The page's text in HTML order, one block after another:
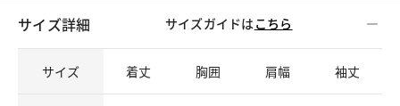
サイズ詳細 サイズガイドはこちら
サイズ 着丈 胸囲 肩幅 袖丈